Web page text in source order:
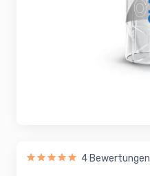
4 Bewertungen